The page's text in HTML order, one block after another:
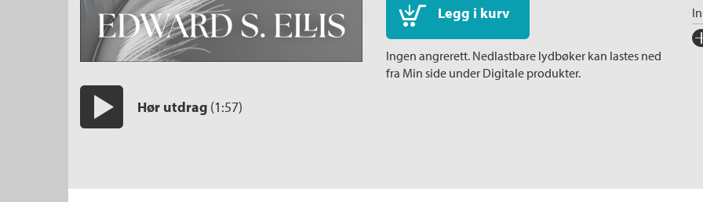
Hør utdrag (1:57)
Legg i kurv
Ingen angrerett. Nedlastbare lydbøker kan lastes ned
fra Min side under Digitale produkter.